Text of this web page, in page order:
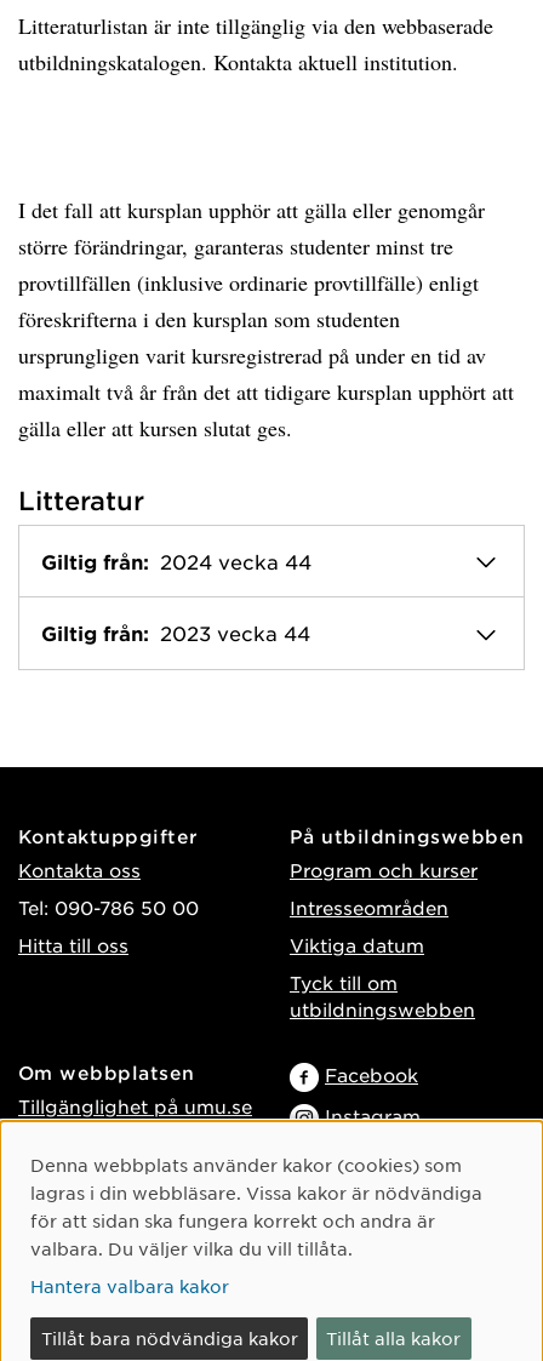
Litteraturlistan är inte tillgänglig via den webbaserade
utbildningskatalogen. Kontakta aktuell institution.
I det fall att kursplan upphör att gälla eller genomgår
större förändringar, garanteras studenter minst tre
provtillfällen (inklusive ordinarie provtillfälle) enligt
föreskrifterna i den kursplan som studenten
ursprungligen varit kursregistrerad på under en tid av
maximalt två år från det att tidigare kursplan upphört att
gälla eller att kursen slutat ges.
Litteratur
Giltig från: 2024 vecka 44
Giltig från: 2023 vecka 44
Kontaktuppgifter
Kontakta oss
Tel: 090-786 50 00
Hitta till oss
På utbildningswebben
Program och kurser
Intresseområden
Viktiga datum
Tyck till om
utbildningswebben
Om webbplatsen
Tillgänglighet på umu.se
personuppgifter
Hantera kakor
Logga in som
webbredaktör
Facebook
Instagram
TikTok
Youtube
LinkedIn
Cookie-samtycke
Denna webbplats använder kakor (cookies) som
lagras i din webbläsare. Vissa kakor är nödvändiga
för att sidan ska fungera korrekt och andra är
valbara. Du väljer vilka du vill tillåta.
Hantera valbara kakor
Tillåt bara nödvändiga kakor Tillåt alla kakor